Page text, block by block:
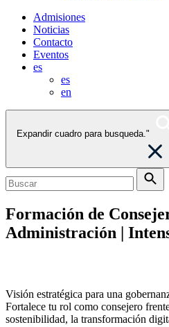
Admisiones
Noticias
Contacto
Eventos
es
es
en
Expandir cuadro para busqueda."
Formación de
Administración |
Visión estratégica para una
Fortalece tu rol como consejero
sostenibilidad, la transformación